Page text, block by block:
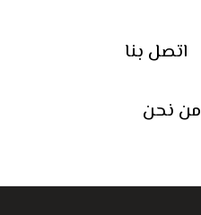
اتصل بنا
من نحن